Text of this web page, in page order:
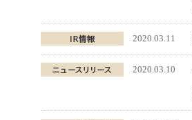
2020.03.11
2020.03.10